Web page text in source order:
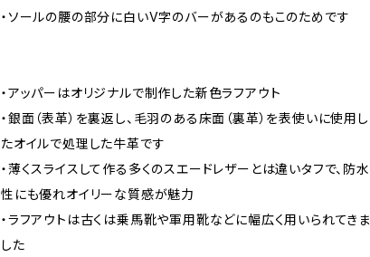
・ソールの腰の部分に白いV字のバーがあるのもこのためです
・アッパーはオリジナルで制作した新色ラフアウト
・銀面（表革）を裏返し、毛羽のある床面（裏革）を表使いに使用し
たオイルで処理した牛革です
・薄くスライスして作る多くのスエードレザーとは違いタフで、防水
性にも優れオイリーな質感が魅力
・ラフアウトは古くは乗馬靴や軍用靴などに幅広く用いられてきま
した